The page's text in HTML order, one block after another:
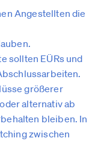
Angestellten die
sollten EÜRs und
größerer
alternativ ab
bleiben. In
zwischen